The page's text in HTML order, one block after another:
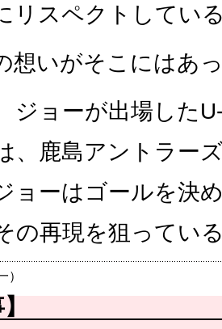
リスペクトしてい
想いがそこにはあ
ョーが出場した
、鹿島アントラー
ョーはゴールを決
の再現を狙ってい
）